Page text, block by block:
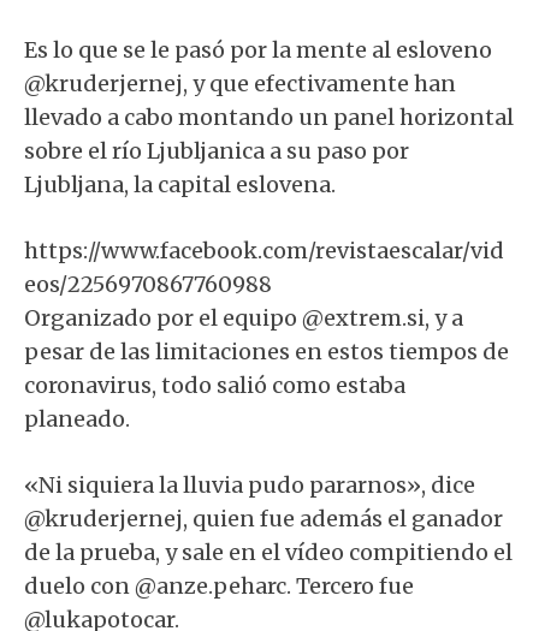
Es lo que se le pasó por la mente al esloveno
@kruderjernej, y que efectivamente han
llevado a cabo montando un panel horizontal
sobre el río Ljubljanica a su paso por
Ljubljana, la capital eslovena.⁣
https://www.facebook.com/revistaescalar/vid
eos/2256970867760988
Organizado por el equipo @extrem.si, y a
pesar de las limitaciones en estos tiempos de
coronavirus, todo salió como estaba
planeado.
«Ni siquiera la lluvia pudo pararnos», dice
@kruderjernej, quien fue además el ganador
de la prueba, y sale en el vídeo compitiendo el
duelo con @anze.peharc. Tercero fue
@lukapotocar.